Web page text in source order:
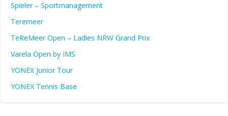
Spieler – Sportmanagement
Teremeer
TeReMeer Open – Ladies NRW Grand Prix
Varela Open by IMS
YONEX Junior Tour
YONEX Tennis Base